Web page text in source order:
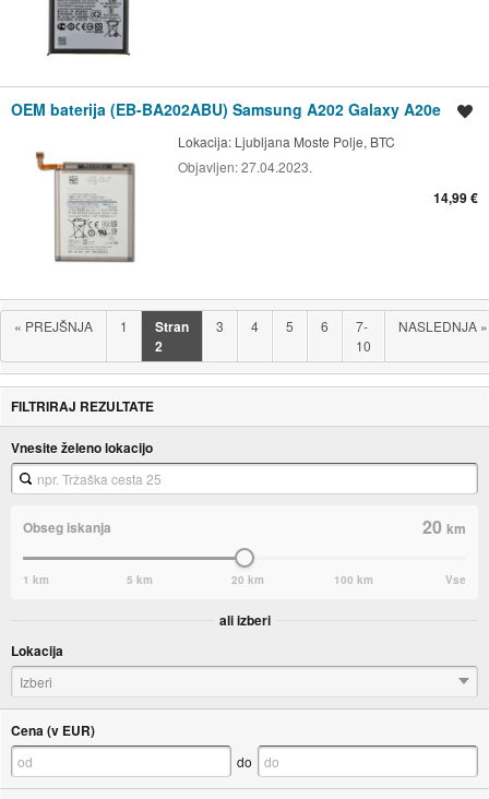
OEM baterija (EB-BA202ABU) Samsung A202 Galaxy A20e
Lokacija: Ljubljana Moste Polje, BTC
Objavljen:27.04.2023.
14,99 €
« PREJŠNJA 1
Stran
2
3 4 5 6
7-
10
NASLEDNJA »
FILTRIRAJ REZULTATE
Vnesite želeno lokacijo
Obseg iskanja 20km
1 km 5 km 20 km 100 km Vse
ali izberi
Lokacija
Izberi
Cena (v EUR)
do